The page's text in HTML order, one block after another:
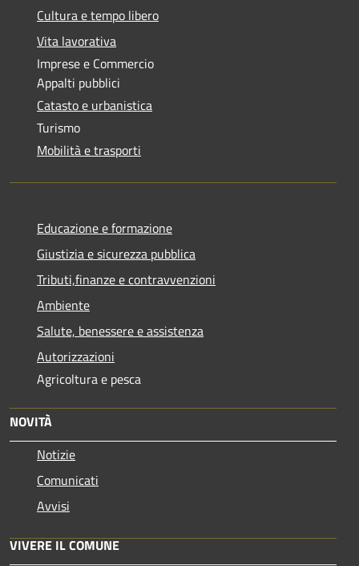
Cultura e tempo libero
Vita lavorativa
Imprese e Commercio
Appalti pubblici
Catasto e urbanistica
Turismo
Mobilità e trasporti
Educazione e formazione
Giustizia e sicurezza pubblica
Tributi,finanze e contravvenzioni
Ambiente
Salute, benessere e assistenza
Autorizzazioni
Agricoltura e pesca
NOVITÀ
Notizie
Comunicati
Avvisi
VIVERE IL COMUNE